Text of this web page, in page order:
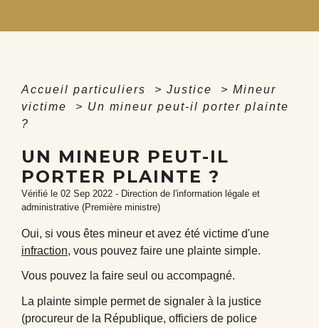
Accueil particuliers > Justice > Mineur
victime
> Un mineur peut-il porter plainte
?
UN MINEUR PEUT-IL
PORTER PLAINTE ?
Vérifié le 02 Sep 2022 - Direction de l'information légale et
administrative (Première ministre)
Oui, si vous êtes mineur et avez été victime d'une
infraction, vous pouvez faire une plainte simple.
Vous pouvez la faire seul ou accompagné.
La plainte simple permet de signaler à la justice
(procureur de la République, officiers de police